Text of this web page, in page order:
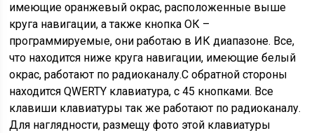
имеющие оранжевый окрас, расположенные выше
круга навигации, а также кнопка ОК –
программируемые, они работаю в ИК диапазоне. Все,
что находится ниже круга навигации, имеющие белый
окрас, работают по радиоканалу.С обратной стороны
находится QWERTY клавиатура, с 45 кнопками. Все
клавиши клавиатуры так же работают по радиоканалу.
Для наглядности, размещу фото этой клавиатуры